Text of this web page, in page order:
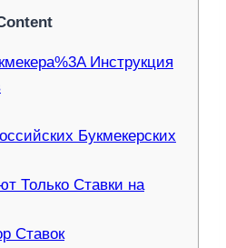
Инструкция
Букмекерских
Только Ставки на
Ставок